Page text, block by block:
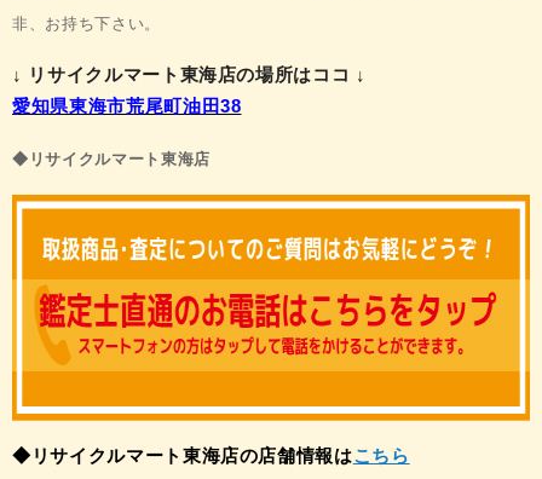
非、お持ち下さい。
↓ リサイクルマート東海店の場所はココ ↓
愛知県東海市荒尾町油田38
◆リサイクルマート 東海店
◆リサイクルマート東海店の店舗情報はこちら